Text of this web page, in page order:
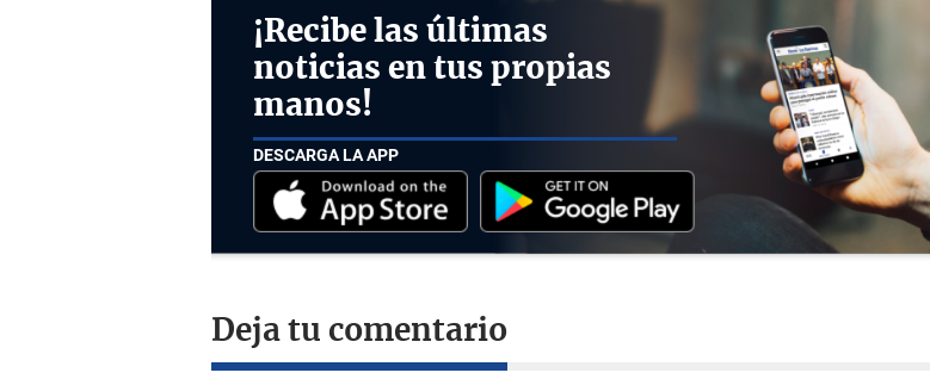
¡Recibe las últimas
noticias en tus propias
manos!
DESCARGA LA APP
Deja tu comentario